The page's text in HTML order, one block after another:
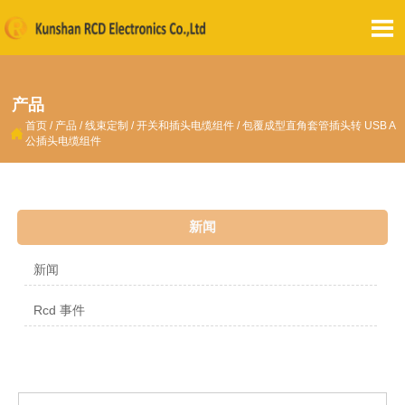

产品
 首页 / 产品 /线束定制 /开关和插头电缆组件 /包覆成型直角套管插头转 USB A
公插头电缆组件
新闻
新闻
Rcd 事件